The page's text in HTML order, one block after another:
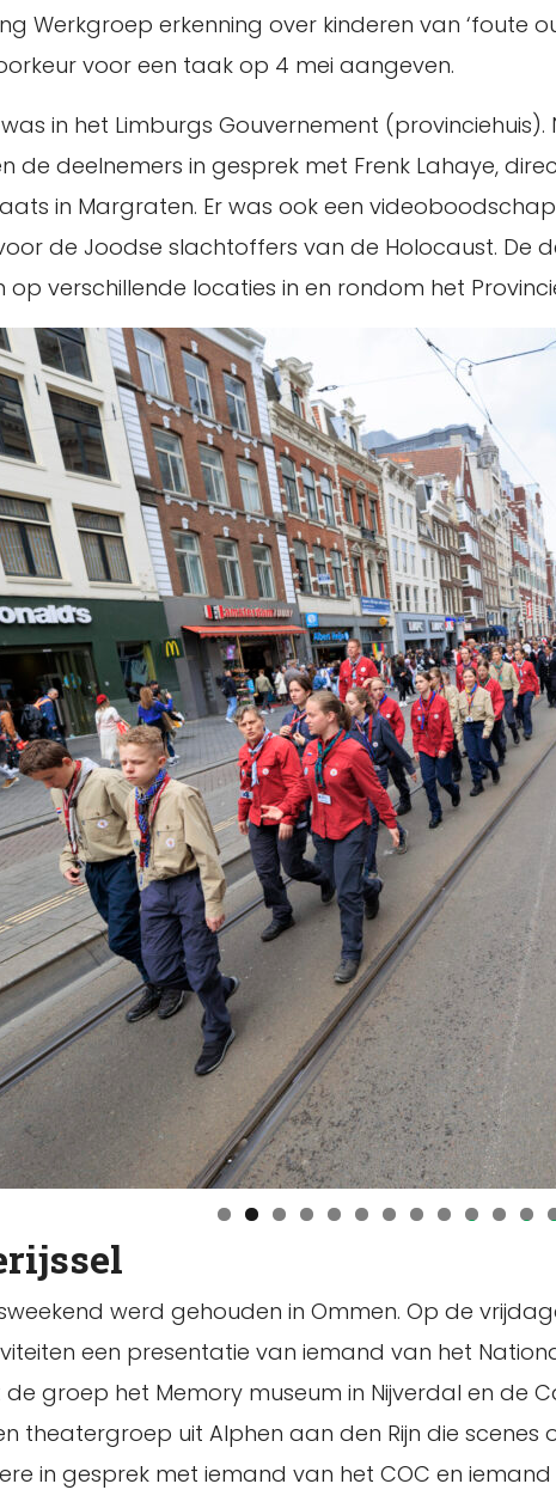
Werkgroep erkenning over kinderen van ‘foute
voor een taak op 4 mei aangeven.
in het Limburgs Gouvernement
de deelnemers in gesprek met Frenk Lahaye,
in Margraten. Er was ook een
de Joodse slachtoffers van de Holocaust. De
op verschillende locaties in en rondom het
0 1 2
werd gehouden in Ommen. Op de
een presentatie van iemand van het
groep het Memory museum in Nijverdal en de
theatergroep uit Alphen aan den Rijn die
in gesprek met iemand van het COC en